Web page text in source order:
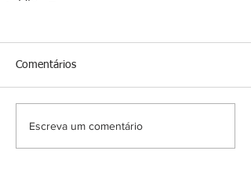
Comentários
Escreva um comentário